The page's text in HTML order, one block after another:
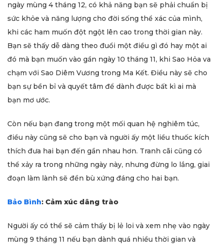
ngày mùng 4 tháng 12, có khả năng bạn sẽ phải chuẩn bị
sức khỏe và năng lượng cho đời sống thể xác của mình,
khi các ham muốn đột ngột lên cao trong thời gian này.
Bạn sẽ thấy dễ dàng theo đuổi một điều gì đó hay một ai
đó mà bạn muốn vào gần ngày 10 tháng 11, khi Sao Hỏa va
chạm với Sao Diêm Vương trong Ma Kết. Điều này sẽ cho
bạn sự bền bỉ và quyết tâm để dành được bất kì ai mà
bạn mơ ước.
Còn nếu bạn đang trong một mối quan hệ nghiêm túc,
điều này cũng sẽ cho bạn và người ấy một liều thuốc kích
thích đưa hai bạn đến gần nhau hơn. Tranh cãi cũng có
thể xảy ra trong những ngày này, nhưng đừng lo lắng, giai
đoạn làm lành sẽ đền bù xứng đáng cho hai bạn.
Bảo Bình: Cảm xúc dâng trào
Người ấy có thể sẽ cảm thấy bị lẻ loi và xem nhẹ vào ngày
mùng 9 tháng 11 nếu bạn dành quá nhiều thời gian và